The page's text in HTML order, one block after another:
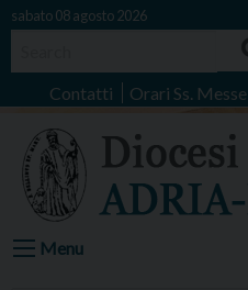
Skip
sabato 08 agosto 2026
Contatti Orari Ss. Messe
Menu